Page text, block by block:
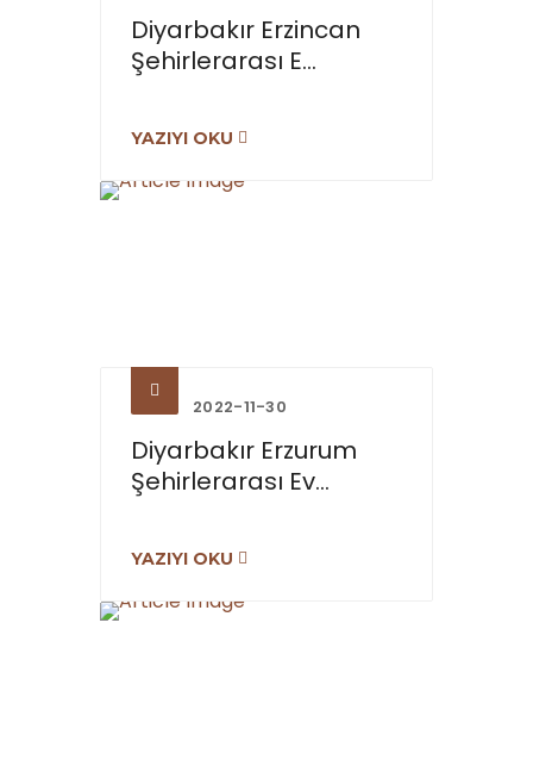
Diyarbakır Erzincan
Şehirlerarası E...
YAZIYI OKU
2022-11-30
Diyarbakır Erzurum
Şehirlerarası Ev...
YAZIYI OKU